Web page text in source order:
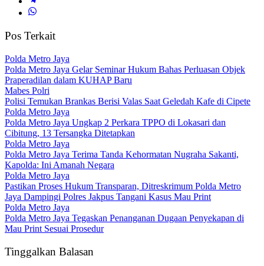
Pos Terkait
Polda Metro Jaya
Polda Metro Jaya Gelar Seminar Hukum Bahas Perluasan Objek
Praperadilan dalam KUHAP Baru
Mabes Polri
Polisi Temukan Brankas Berisi Valas Saat Geledah Kafe di Cipete
Polda Metro Jaya
Polda Metro Jaya Ungkap 2 Perkara TPPO di Lokasari dan
Cibitung, 13 Tersangka Ditetapkan
Polda Metro Jaya
Polda Metro Jaya Terima Tanda Kehormatan Nugraha Sakanti,
Kapolda: Ini Amanah Negara
Polda Metro Jaya
Pastikan Proses Hukum Transparan, Ditreskrimum Polda Metro
Jaya Dampingi Polres Jakpus Tangani Kasus Mau Print
Polda Metro Jaya
Polda Metro Jaya Tegaskan Penanganan Dugaan Penyekapan di
Mau Print Sesuai Prosedur
Tinggalkan Balasan